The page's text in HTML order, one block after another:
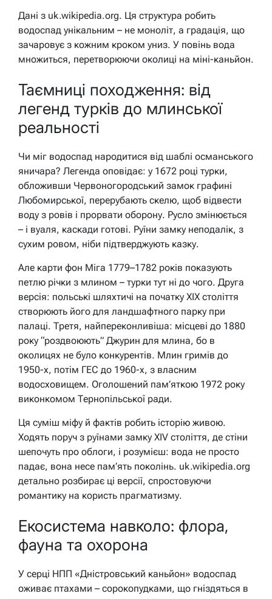
Дані з uk.wikipedia.org. Ця структура робить
водоспад унікальним – не моноліт, а градація, що
зачаровує з кожним кроком униз. У повінь вода
множиться, перетворюючи околиці на міні-каньйон.
Таємниці походження: від
легенд турків до млинської
реальності
Чи міг водоспад народитися від шаблі османського
яничара? Легенда оповідає: у 1672 році турки,
обложивши Червоногородський замок графині
Любомирської, перерубають скелю, щоб відвести
воду з ровів і прорвати оборону. Русло змінюється
– і вуаля, каскади готові. Руїни замку неподалік, з
сухим ровом, ніби підтверджують казку.
Але карти фон Міга 1779–1782 років показують
петлю річки з млином – турки тут ні до чого. Друга
версія: польські шляхтичі на початку XIX століття
створюють його для ландшафтного парку при
палаці. Третя, найпереконливіша: місцеві до 1880
року “роздвоюють” Джурин для млина, бо в
околицях не було конкурентів. Млин гримів до
1950-х, потім ГЕС до 1960-х, з власним
водосховищем. Оголошений пам’яткою 1972 року
виконкомом Тернопільської ради.
Ця суміш міфу й фактів робить історію живою.
Ходять поруч з руїнами замку XIV століття, де стіни
шепочуть про облоги, і розумієш: вода не просто
падає, вона несе пам’ять поколінь. uk.wikipedia.org
детально розбирає ці версії, спростовуючи
романтику на користь прагматизму.
Екосистема навколо: флора,
фауна та охорона
У серці НПП «Дністровський каньйон» водоспад
оживає птахами – сорокопудками, що гніздяться в